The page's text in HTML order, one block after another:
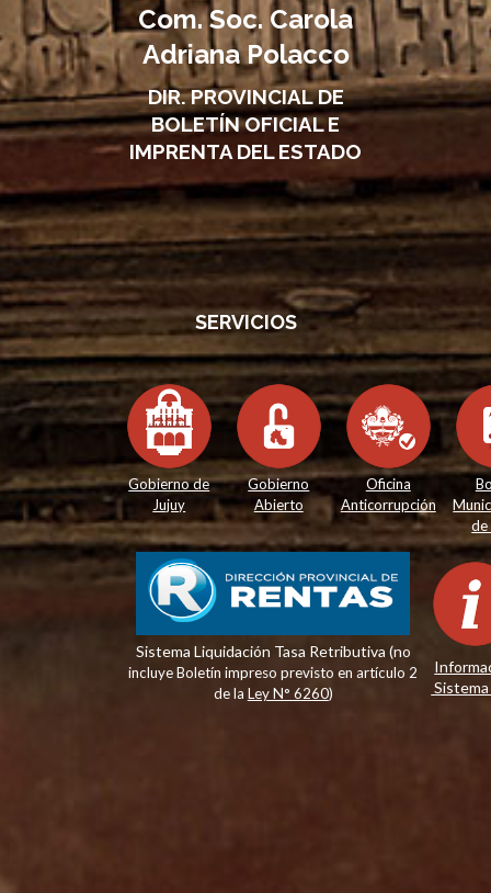
Com. Soc. Carola
Adriana Polacco
DIR. PROVINCIAL DE
BOLETÍN OFICIAL E
IMPRENTA DEL ESTADO
SERVICIOS
Gobierno de
Jujuy
Gobierno
Abierto
Oficina
Anticorrupción
de
Sistema Liquidación Tasa Retributiva (no
incluye Boletín impreso previsto en artículo 2
de la Ley N° 6260)